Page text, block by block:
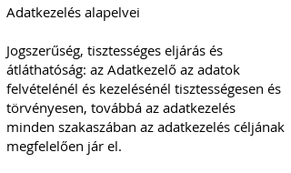
Adatkezelés alapelvei
Jogszerűség, tisztességes eljárás és
átláthatóság: az Adatkezelő az adatok
felvételénél és kezelésénél tisztességesen és
törvényesen, továbbá az adatkezelés
minden szakaszában az adatkezelés céljának
megfelelően jár el.